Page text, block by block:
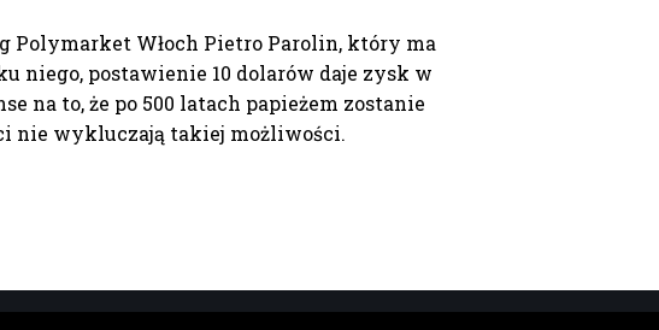
Polymarket Włoch Pietro Parolin, który ma
niego, postawienie 10 dolarów daje zysk w
na to, że po 500 latach papieżem zostanie
nie wykluczają takiej możliwości.